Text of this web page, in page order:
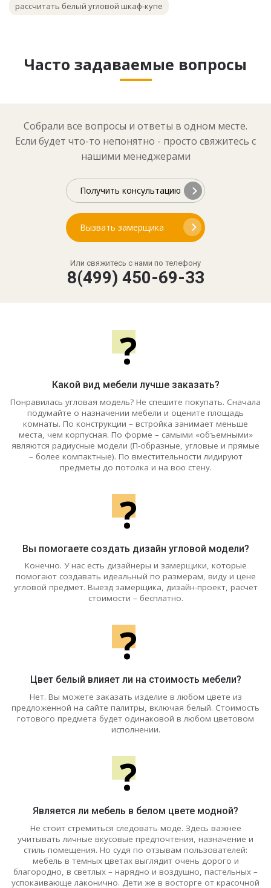
рассчитать белый угловой шкаф-купе
получить 3D-проект белой мебели в угол
подобрать белые фасады с зеркалом
Часто задаваемые вопросы
Собрали все вопросы и ответы в одном месте.
Если будет что-то непонятно - просто свяжитесь с
нашими менеджерами
Получить консультацию
Вызвать замерщика
Или свяжитесь с нами по телефону
8(499) 450-69-33
?
Какой вид мебели лучше заказать?
Понравилась угловая модель? Не спешите покупать. Сначала
подумайте о назначении мебели и оцените площадь
комнаты. По конструкции – встройка занимает меньше
места, чем корпусная. По форме – самыми «объемными»
являются радиусные модели (П-образные, угловые и прямые
– более компактные). По вместительности лидируют
предметы до потолка и на всю стену.
?
Вы помогаете создать дизайн угловой модели?
Конечно. У нас есть дизайнеры и замерщики, которые
помогают создавать идеальный по размерам, виду и цене
угловой предмет. Выезд замерщика, дизайн-проект, расчет
стоимости – бесплатно.
?
Цвет белый влияет ли на стоимость мебели?
Нет. Вы можете заказать изделие в любом цвете из
предложенной на сайте палитры, включая белый. Стоимость
готового предмета будет одинаковой в любом цветовом
исполнении.
?
Является ли мебель в белом цвете модной?
Не стоит стремиться следовать моде. Здесь важнее
учитывать личные вкусовые предпочтения, назначение и
стиль помещения. Но судя по отзывам пользователей:
мебель в темных цветах выглядит очень дорого и
благородно, в светлых – нарядно и воздушно, пастельных –
успокаивающе лаконично. Дети же в восторге от красочной